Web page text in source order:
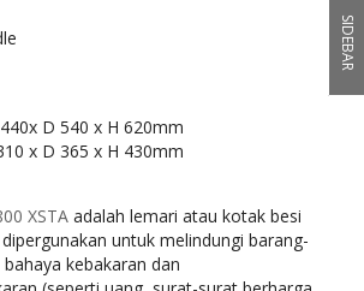
D 540 x H 620mm
x D 365 x H 430mm
XSTA adalah lemari atau kotak besi
untuk melindungi barang-
kebakaran dan
SIDEBAR